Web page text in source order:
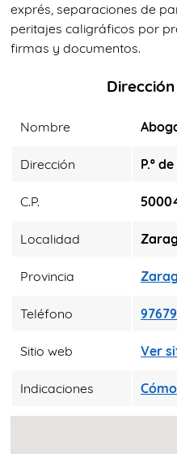
exprés, separaciones de
peritajes caligráficos por
firmas y documentos.
Nombre
Dirección P.º
C.P.
Localidad
Provincia
Teléfono
Sitio web Ver
Indicaciones